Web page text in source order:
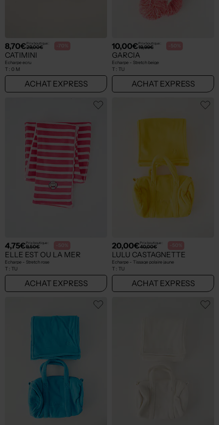
8,70€Prix boutique :
29,00€ -70%
CATIMINI
Echarpe ecru
T : 0 M
ACHAT EXPRESS
10,00€Prix boutique :
19,99€ -50%
GARCIA
Echarpe - Stretch beige
T : TU
ACHAT EXPRESS
4,75€Prix boutique :
9,50€ -50%
ELLE EST OU LA MER
Echarpe - Stretch rose
T : TU
ACHAT EXPRESS
20,00€Prix boutique :
40,00€ -50%
LULU CASTAGNETTE
Echarpe - Tissage polaire jaune
T : TU
ACHAT EXPRESS